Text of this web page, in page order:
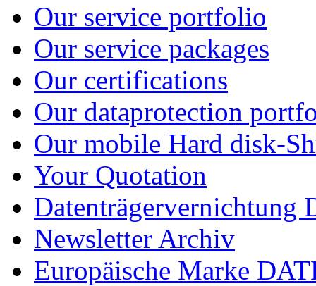
Our service portfolio
Our service packages
Our certifications
Our dataprotection
Our mobile Hard disk-
Your Quotation
Datenträgervernichtung
Newsletter Archiv
Europäische Marke